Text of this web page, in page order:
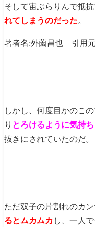
そして宙ぶらりんで抵抗
れてしまうのだった。
著者名:外薗昌也 引用
しかし、何度目かのこ
り とろけるように気持ち
抜きにされていたのだ。
ただ双子の片割れのカン
るとムカムカ し、一人